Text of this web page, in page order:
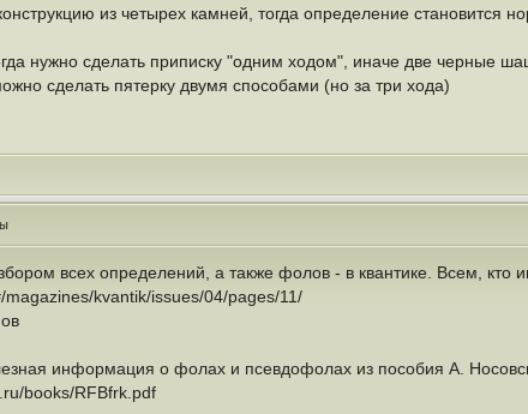
из четырех камней, тогда определение становится
нужно сделать приписку "одним ходом", иначе две черные
сделать пятерку двумя способами (но за три хода)
всех определений, а также фолов - в квантике. Всем, кто
kvantik/issues/04/pages/11/
информация о фолах и псевдофолах из пособия А.
books/RFBfrk.pdf